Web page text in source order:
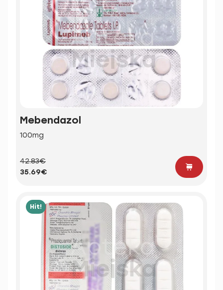
Mebendazol
100mg
42.83€
35.69€
Hit!